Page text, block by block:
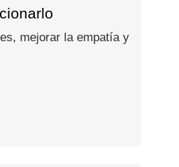
mejorar la empatía y